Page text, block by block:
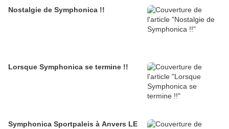
Nostalgie de Symphonica !!
Lorsque Symphonica se termine !!
Symphonica Sportpaleis à Anvers LE